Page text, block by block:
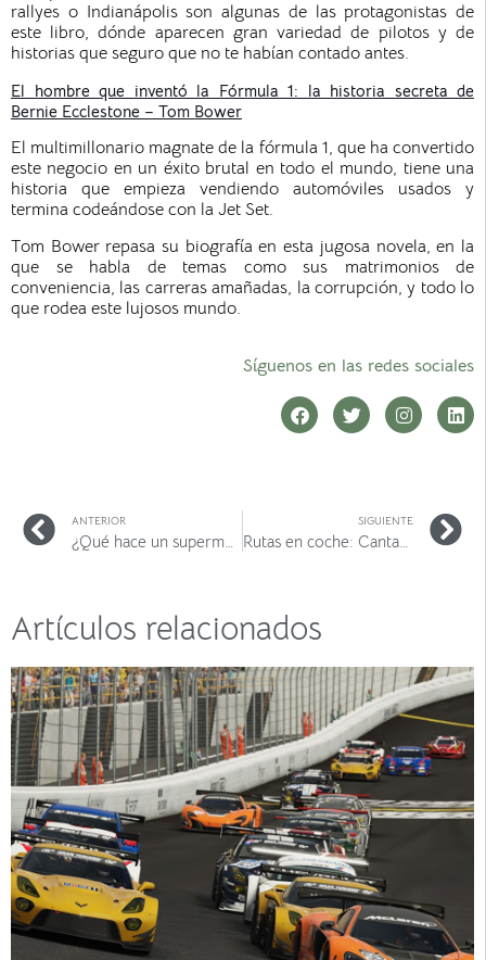
rallyes o Indianápolis son algunas de las protagonistas de
este libro, dónde aparecen gran variedad de pilotos y de
historias que seguro que no te habían contado antes.
El hombre que inventó la Fórmula 1: la historia secreta de
Bernie Ecclestone – Tom Bower
El multimillonario magnate de la fórmula 1, que ha convertido
este negocio en un éxito brutal en todo el mundo, tiene una
historia que empieza vendiendo automóviles usados y
termina codeándose con la Jet Set.
Tom Bower repasa su biografía en esta jugosa novela, en la
que se habla de temas como sus matrimonios de
conveniencia, las carreras amañadas, la corrupción, y todo lo
que rodea este lujosos mundo.
Síguenos en las redes sociales
ANTERIOR
¿Qué hace un supermercado vendiendo coches de Renting?
SIGUIENTE
Rutas en coche: Cantabria I
Artículos relacionados